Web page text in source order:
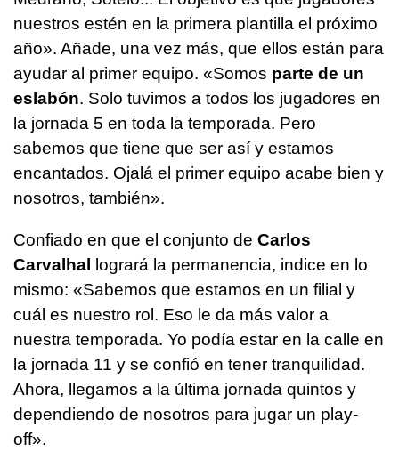
nuestros estén en la primera plantilla el próximo
año». Añade, una vez más, que ellos están para
ayudar al primer equipo. «Somos parte de un
eslabón. Solo tuvimos a todos los jugadores en
la jornada 5 en toda la temporada. Pero
sabemos que tiene que ser así y estamos
encantados. Ojalá el primer equipo acabe bien y
nosotros, también».
Confiado en que el conjunto de Carlos
Carvalhal logrará la permanencia, indice en lo
mismo: «Sabemos que estamos en un filial y
cuál es nuestro rol. Eso le da más valor a
nuestra temporada. Yo podía estar en la calle en
la jornada 11 y se confió en tener tranquilidad.
Ahora, llegamos a la última jornada quintos y
dependiendo de nosotros para jugar un play-
off».